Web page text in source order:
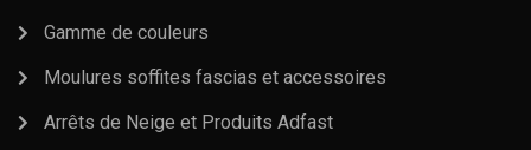
Gamme de couleurs
Moulures soffites fascias et accessoires
Arrêts de Neige et Produits Adfast